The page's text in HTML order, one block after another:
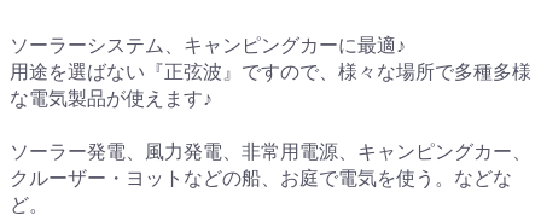
ソーラーシステム、キャンピングカーに最適♪
用途を選ばない『正弦波』ですので、様々な場所で多種多様
な電気製品が使えます♪
ソーラー発電、風力発電、非常用電源、キャンピングカー、
クルーザー・ヨットなどの船、お庭で電気を使う。などな
ど。